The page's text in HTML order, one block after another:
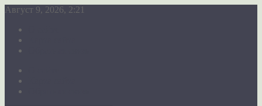
Август 9, 2026, 2:21